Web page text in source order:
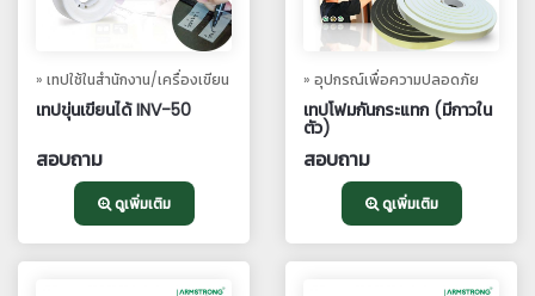
» เทปใช้ในสำนักงาน/เครื่องเขียน
เทปขุ่นเขียนได้ INV-50
สอบถาม
ดูเพิ่มเติม
» อุปกรณ์เพื่อความปลอดภัย
เทปโฟมกันกระแทก (มีกาวใน
ตัว)
สอบถาม
ดูเพิ่มเติม